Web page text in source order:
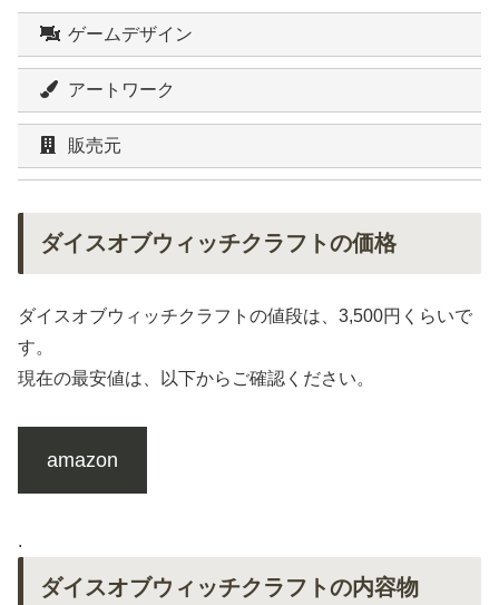
ゲームデザイン
アートワーク
販売元
ダイスオブウィッチクラフトの価格
ダイスオブウィッチクラフトの値段は、3,500円くらいで
す。
現在の最安値は、以下からご確認ください。
amazon
.
ダイスオブウィッチクラフトの内容物